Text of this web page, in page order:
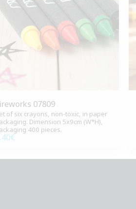
07809
of six crayons, non-toxic, in paper
Dimension 5x9cm (W*H),
400 pieces.
€